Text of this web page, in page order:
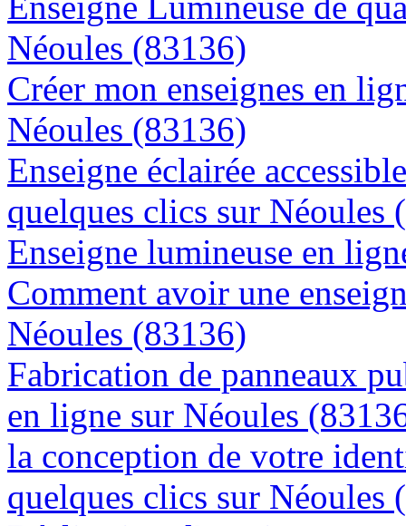
Néoules (83136)
Créer mon enseignes en
Néoules (83136)
Enseigne éclairée
quelques clics sur Néoules
Enseigne lumineuse en
Comment avoir une
Néoules (83136)
Fabrication de panneaux
en ligne sur Néoules
la conception de votre
quelques clics sur Néoules